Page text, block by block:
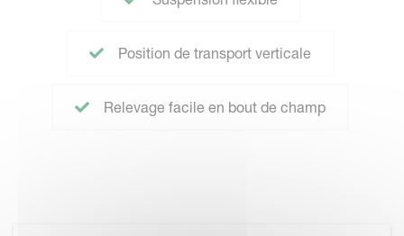
Position de transport verticale
Relevage facile en bout de champ